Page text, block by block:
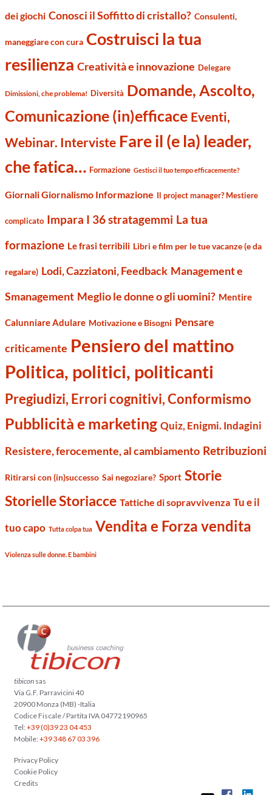
dei giochi Conosci il Soffitto di cristallo? Consulenti,
maneggiare con cura Costruisci la tua
resilienza Creatività e innovazione Delegare
Dimissioni, che problema! Diversità Domande, Ascolto,
Comunicazione (in)efficace Eventi,
Webinar. Interviste Fare il (e la) leader,
che fatica… Formazione Gestisci il tuo tempo efficacemente?
Giornali Giornalismo Informazione Il project manager? Mestiere
complicato Impara I 36 stratagemmi La tua
formazione Le frasi terribili Libri e film per le tue vacanze (e da
regalare) Lodi, Cazziatoni, Feedback Management e
Smanagement Meglio le donne o gli uomini? Mentire
Calunniare Adulare Motivazione e Bisogni Pensare
criticamente Pensiero del mattino
Politica, politici, politicanti
Pregiudizi, Errori cognitivi, Conformismo
Pubblicità e marketing Quiz, Enigmi. Indagini
Resistere, ferocemente, al cambiamento Retribuzioni
Ritirarsi con (in)successo Sai negoziare? Sport Storie
Storielle Storiacce Tattiche di sopravvivenza Tu e il
tuo capo Tutta colpa tua Vendita e Forza vendita
Violenza sulle donne. E bambini
tibicon sas
Via G.F. Parravicini 40
20900 Monza (MB) -Italia
Codice Fiscale / Partita IVA 04772190965
Tel:+39 (0)39 23 04 453
Mobile:+39 348 67 03 396
Privacy Policy
Cookie Policy
Credits